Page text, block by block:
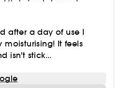
after a day of use I
moisturising! It feels
isn't stick...